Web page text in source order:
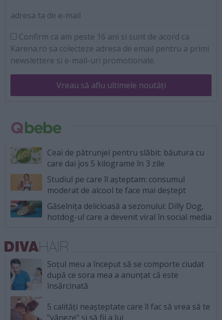
adresa ta de e-mail
Confirm ca am peste 16 ani si sunt de acord ca
Karena.ro sa colecteze adresa de email pentru a primi
newslettere si e-mail-uri promotionale.
Vreau să aflu ultimele noutăți
Ceai de pătrunjel pentru slăbit: băutura cu
care dai jos 5 kilograme în 3 zile
Studiul pe care îl așteptam: consumul
moderat de alcool te face mai deștept
Găselnița delicioasă a sezonului: Dilly Dog,
hotdog-ul care a devenit viral în social media
Soțul meu a început să se comporte ciudat
după ce sora mea a anunțat că este
însărcinată
5 calități neașteptate care îl fac să vrea să te
"vâneze" și să fii a lui